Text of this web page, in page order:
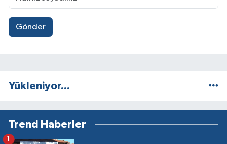
Gönder
Yükleniyor...
Trend Haberler
1